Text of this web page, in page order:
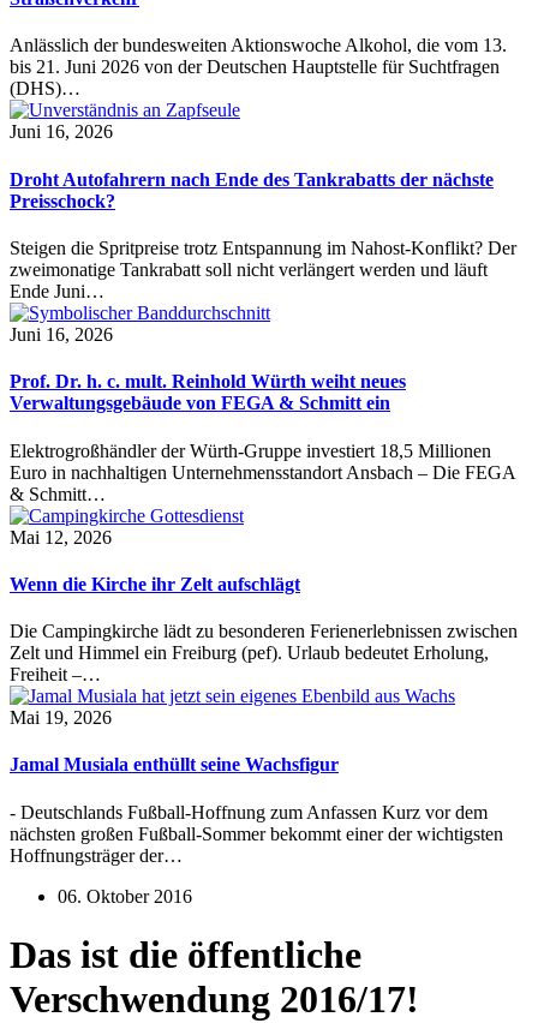
Anlässlich der bundesweiten Aktionswoche Alkohol, die vom 13.
bis 21. Juni 2026 von der Deutschen Hauptstelle für Suchtfragen
(DHS)…
Juni 16, 2026
Droht Autofahrern nach Ende des Tankrabatts der nächste
Preisschock?
Steigen die Spritpreise trotz Entspannung im Nahost-Konflikt? Der
zweimonatige Tankrabatt soll nicht verlängert werden und läuft
Ende Juni…
Juni 16, 2026
Prof. Dr. h. c. mult. Reinhold Würth weiht neues
Verwaltungsgebäude von FEGA & Schmitt ein
Elektrogroßhändler der Würth-Gruppe investiert 18,5 Millionen
Euro in nachhaltigen Unternehmensstandort Ansbach – Die FEGA
& Schmitt…
Mai 12, 2026
Wenn die Kirche ihr Zelt aufschlägt
Die Campingkirche lädt zu besonderen Ferienerlebnissen zwischen
Zelt und Himmel ein Freiburg (pef). Urlaub bedeutet Erholung,
Freiheit –…
Mai 19, 2026
Jamal Musiala enthüllt seine Wachsfigur
- Deutschlands Fußball-Hoffnung zum Anfassen Kurz vor dem
nächsten großen Fußball-Sommer bekommt einer der wichtigsten
Hoffnungsträger der…
06. Oktober 2016
Das ist die öffentliche
Verschwendung 2016/17!